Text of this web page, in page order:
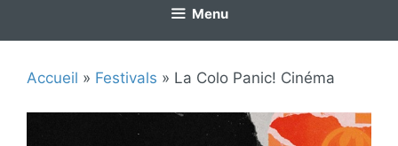
Menu
Accueil » Festivals » La Colo Panic! Cinéma